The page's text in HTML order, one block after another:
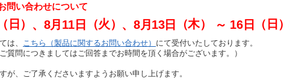
問い合わせについて
日） 、8月11日 （火） 、8月13日 （木） ～ 16日 （日）
は、 こちら（製品に関するお問い合わせ） にて受付いたしております。
質問につきましてはご回答までお時間を頂く場合がございます。）
が、ご了承くださいますようお願い申し上げます。